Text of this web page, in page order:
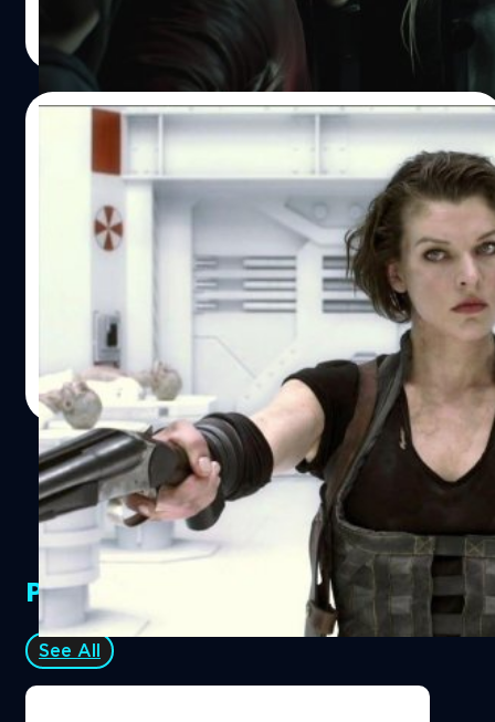
สองเราจะได้เห็นนักศึกษาสาว Claire Redfield กำลังหนีจาก
การตามล่าโดย Mr.X https://youtu.be/T78HIXVAkTo
https://youtu.be/rMo8LNXN_ss Resident Evil 2 Remake
จะพาผู้เล่นไปพบกับฝันร้ายสุดสยอง เมื่อเชื้อไวรัสได้แพร่
ระบาดไปทั่วทั้งเมือง Raccoon City ทําให้เมืองแห่งนี้เต็มไป
ด้วยซอมบี้ที่คอยกัดกินมนุษย์เป็นอาหาร ผู้เล่นจะได้รับบทเป็น
2 ตัวละครหลักคือ Leon S. Kennedy ตำรวจหนุ่มมือใหม่ไฟ
แรงและ Claire Redfield นักศึกษาสาวสุดสวย ซึ่งทั้งคู่ต้องร่วม
มือกันต่อสู้กับซอมบี้สุดคลั่งและเอาชีวิตรอดออกไปจากเมือง
แห่งนี้ให้ได้ Resident Evil 2 Remake มีกำหนดวางจำหน่าย
อย่างเป็นทางการในวันที่ 25 มกราคม 2019…
ศุภกร ประเสริฐศิลป์ | 2804 days ago
Read More
22/05/2017
อย่าเพิ่งเบื่อ เราจะได้ดู Resident Evil รีบู๊ตอีก
ข่าวล่าสุดจากคานส์ มาร์ติน มอสโควิคซ์ ประธานของ คอนส
แตนติน ฟิล์ม บริษัทภาพยนตร์ยักษ์ใหญ่สัญชาติเยอรมันผู้ถือ
สิทธิ์การสร้างหนังจากเกม Resident Evil ได้เผยกับผู้สื่อข่าว
ว่า เขาจะรีบู๊ต Resident Evil อีก 6 ภาคอย่างแน่นอน และ
โครงการนี้ได้เริ่มต้นแล้ว เกม Resident Evil ถือกำเนิดมา
ตั้งแต่ปี 1996 ถึงตอนนี้ก็ 21 ปีแล้ว ถูกดัดแปลงเป็นหนังภาค
แรกในปี 2002 ลากยาวกันถึง 15 ปีกว่าจะจบ แม้จะไม่ใช่หนัง
โปรดของเหล่านักวิจารณ์ แต่อีกด้านกลับเป็นหนังที่ได้รับเสียง
ตอบรับดีจากผู้ชมในตลาดต่างประเทศ โดยเฉพาะในจีน และ
เป็นแฟรนไชส์หนังจากเกมที่ทำเงินสูงสุดตลอดกาล รวม 6
ภาคแล้ว หนังกวาดรายได้จากผู้ชมไปมากถึง 1,230 ล้าน
เหรียญ เฉพาะภาคสุดท้ายภาคเดียวก็กวาดไปแล้ว 312 ล้าน
เหรียญ แต่คอนสแตนติน ฟิล์มก็ประกาศไปแล้วว่า ภาค 6 นั้น
คือ "ภาคสุดท้าย" แต่เมื่อหนังสร้างรายได้มหาศาลให้กับคอน
สแตนติน ฟิล์ม แบบนี้ จึงไม่รอช้า รีบู๊ตมันอีกสักรอบดีกว่า…
สุชยา เกษจำรัส | 3366 days ago
Read More
PR Partners
See All